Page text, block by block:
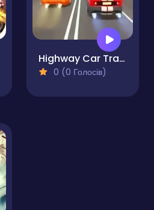
Highway Car Traffic Racer
0 (0 Голосів)